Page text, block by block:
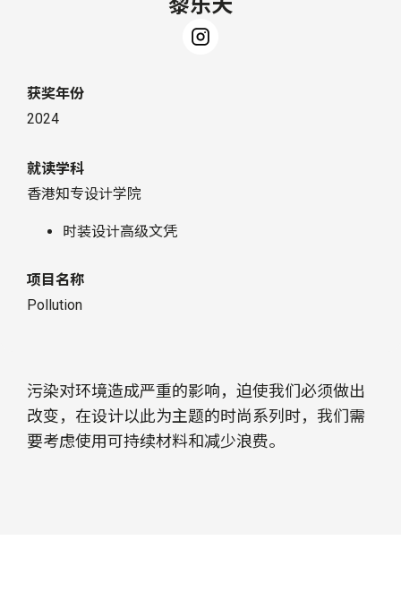
黎乐天
获奖年份
2024
就读学科
香港知专设计学院
时装设计高级文凭
项目名称
Pollution
污染对环境造成严重的影响，迫使我们必须做出
改变，在设计以此为主题的时尚系列时，我们需
要考虑使用可持续材料和减少浪费。